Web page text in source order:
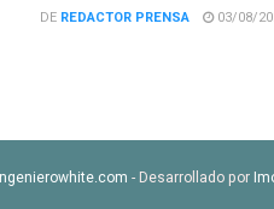
DE REDACTOR PRENSA 03/08/
- Desarrollado por